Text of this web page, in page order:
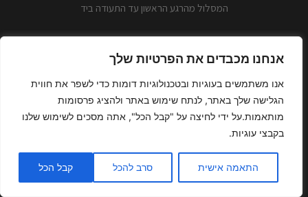
אנחנו מכבדים את הפרטיות שלך
אנו משתמשים בעוגיות ובטכנולוגיות דומות כדי לשפר את חווית
הגלישה שלך באתר, לנתח שימוש באתר ולהציג פרסומות
מותאמות.על ידי לחיצה על "קבל הכל", אתה מסכים לשימוש שלנו
בקבצי עוגיות.
התאמה אישית סרב להכל קבל הכל
המסלול מהרגע הראשון עד התעודה ביד
01
פרוטוקול ברור לכל שלב
אבחון ← תהליך ← מדידה ← תחזוקה. לא תחושת בטן. פרוטוקול.
02